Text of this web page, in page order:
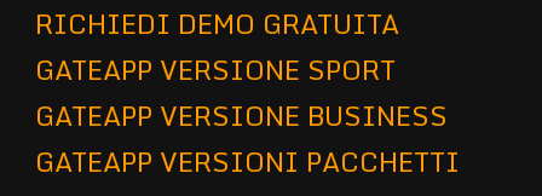
RICHIEDI DEMO GRATUITA
GATEAPP VERSIONE SPORT
GATEAPP VERSIONE BUSINESS
GATEAPP VERSIONI PACCHETTI